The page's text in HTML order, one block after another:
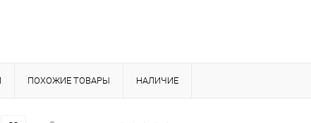
ПОХОЖИЕ ТОВАРЫ НАЛИЧИЕ